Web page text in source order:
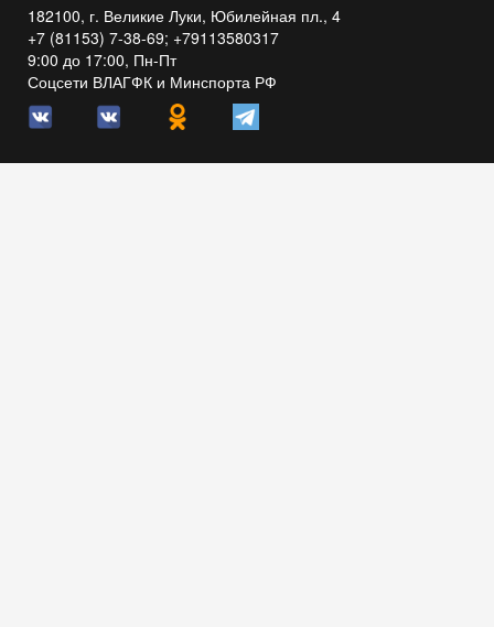
182100, г. Великие Луки, Юбилейная пл., 4
+7 (81153) 7-38-69; +79113580317
9:00 до 17:00, Пн-Пт
Соцсети ВЛАГФК и Минспорта РФ